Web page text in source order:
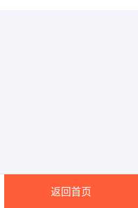
返回首页